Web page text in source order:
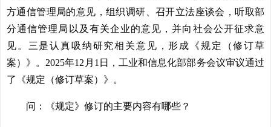
方通信管理局的意见，组织调研、召开立法座谈会，听取部
分通信管理局以及有关企业的意见，并向社会公开征求意
见。三是认真吸纳研究相关意见，形成《规定（修订草
案）》。2025年12月1日，工业和信息化部部务会议审议通过
了《规定（修订草案）》。
问：《规定》修订的主要内容有哪些？